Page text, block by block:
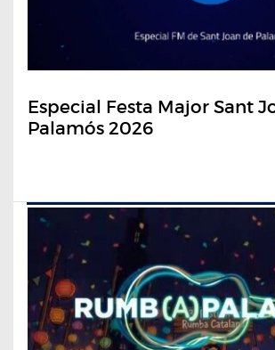
Especial Festa Major Sant
Palamós 2026